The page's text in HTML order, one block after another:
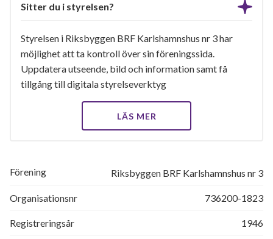
Sitter du i styrelsen?
Styrelsen i Riksbyggen BRF Karlshamnshus nr 3 har
möjlighet att ta kontroll över sin föreningssida.
Uppdatera utseende, bild och information samt få
tillgång till digitala styrelseverktyg
LÄS MER
Förening Riksbyggen BRF Karlshamnshus nr 3
Organisationsnr 736200-1823
Registreringsår 1946